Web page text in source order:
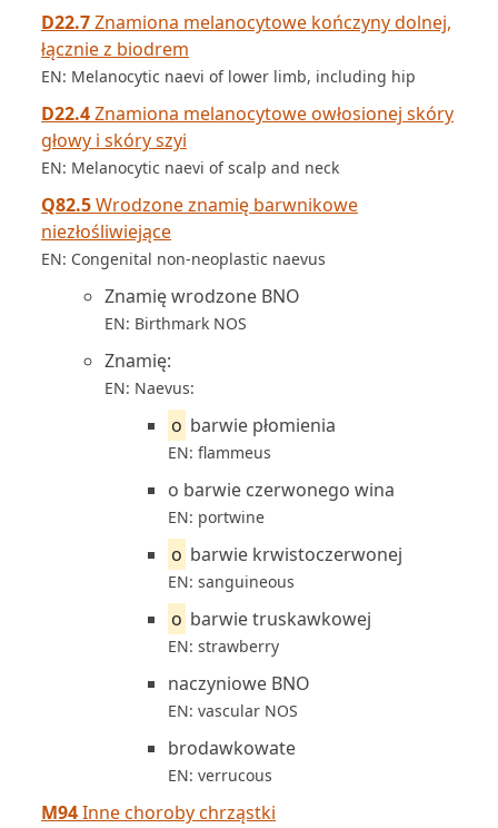
D22.7Znamiona melanocytowe kończyny dolnej,
łącznie z biodrem
EN: Melanocytic naevi of lower limb, including hip
D22.4Znamiona melanocytowe owłosionej skóry
głowy i skóry szyi
EN: Melanocytic naevi of scalp and neck
Q82.5Wrodzone znamię barwnikowe
niezłośliwiejące
EN: Congenital non-neoplastic naevus
Znamię wrodzone BNO
EN: Birthmark NOS
Znamię:
EN: Naevus:
o barwie płomienia
EN: flammeus
o barwie czerwonego wina
EN: portwine
o barwie krwistoczerwonej
EN: sanguineous
o barwie truskawkowej
EN: strawberry
naczyniowe BNO
EN: vascular NOS
brodawkowate
EN: verrucous
M94Inne choroby chrząstki